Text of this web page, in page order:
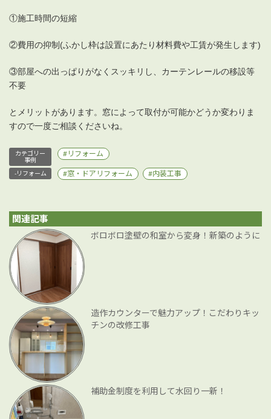
①施工時間の短縮
②費用の抑制(ふかし枠は設置にあたり材料費や工賃が発生します)
③部屋への出っぱりがなくスッキリし、カーテンレールの移設等
不要
とメリットがあります。窓によって取付が可能かどうか変わりま
すので一度ご相談くださいね。
カテゴリー
事例
リフォーム
-リフォーム 窓・ドアリフォーム 内装工事
関連記事
ボロボロ塗壁の和室から変身！新築のように
造作カウンターで魅力アップ！こだわりキッ
チンの改修工事
補助金制度を利用して水回り一新！